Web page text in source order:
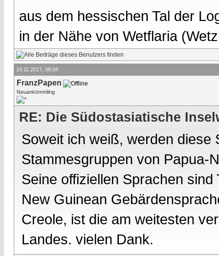
aus dem hessischen Tal der
in der Nähe von Wetflaria
19.11.2017, 08:04
FranzPapen
Neuankömmling
RE: Die Südostasiatische
Soweit ich weiß, werden diese
Stammesgruppen von Papua-
Seine offiziellen Sprachen
New Guinean
Creole, ist die am weitesten
Landes. vielen Dank.